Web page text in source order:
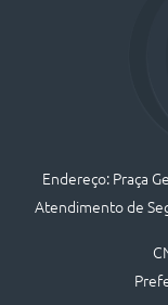
Endereço: Praça
Atendimento de